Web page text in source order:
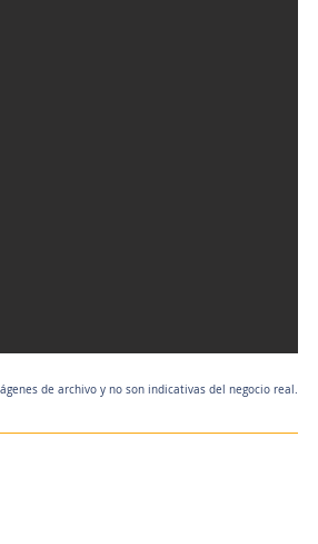
de archivo y no son indicativas del negocio real.